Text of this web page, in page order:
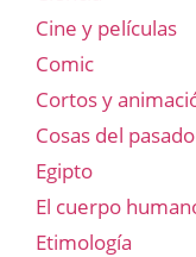
Cine y películas
Comic
Cortos y
Cosas del pasado
Egipto
El cuerpo
Etimología